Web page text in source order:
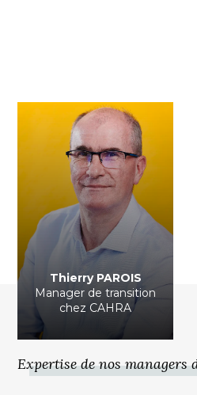
Thierry PAROIS
Manager de transition
chez CAHRA
Expertise de nos managers